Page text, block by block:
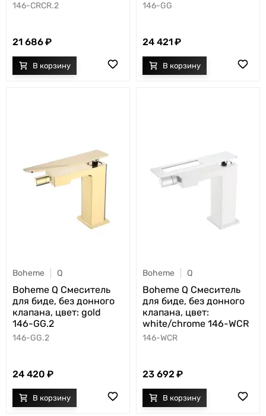
146-CRCR.2
21 686
146-GG
24 421
Boheme Q
Boheme Q Смеситель
для биде, без донного
клапана, цвет: gold
146-GG.2
146-GG.2
24 420
Boheme Q
Boheme Q Смеситель
для биде, без донного
клапана, цвет:
white/chrome 146-WCR
146-WCR
23 692